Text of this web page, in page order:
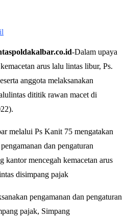
-Dalam upaya
arus lalu lintas libur, Ps.
anggota melaksanakan
dititik rawan macet di
melalui Ps Kanit 75 mengatakan
dan pengaturan
kantor mencegah kemacetan arus
disimpang pajak
pengamanan dan pengaturan
pajak, Simpang